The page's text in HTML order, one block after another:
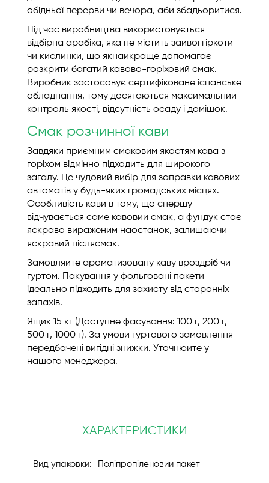
обідньої перерви чи вечора, аби збадьоритися.
Під час виробництва використовується
відбірна арабіка, яка не містить зайвої гіркоти
чи кислинки, що якнайкраще допомагає
розкрити багатий кавово-горіховий смак.
Виробник застосовує сертифіковане іспанське
обладнання, тому досягаються максимальний
контроль якості, відсутність осаду і домішок.
Смак розчинної кави
Завдяки приємним смаковим якостям кава з
горіхом відмінно підходить для широкого
загалу. Це чудовий вибір для заправки кавових
автоматів у будь-яких громадських місцях.
Особливість кави в тому, що спершу
відчувається саме кавовий смак, а фундук стає
яскраво вираженим наостанок, залишаючи
яскравий післясмак.
Замовляйте ароматизовану каву вроздріб чи
гуртом. Пакування у фольговані пакети
ідеально підходить для захисту від сторонніх
запахів.
Ящик 15 кг (Доступне фасування: 100 г, 200 г,
500 г, 1000 г). За умови гуртового замовлення
передбачені вигідні знижки. Уточнюйте у
нашого менеджера.
ХАРАКТЕРИСТИКИ
Поліпропіленовий пакет